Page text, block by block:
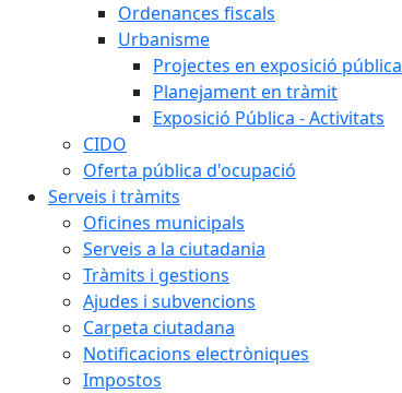
Ordenances fiscals
Urbanisme
Projectes en exposició pública
Planejament en tràmit
Exposició Pública - Activitats
CIDO
Oferta pública d'ocupació
Serveis i tràmits
Oficines municipals
Serveis a la ciutadania
Tràmits i gestions
Ajudes i subvencions
Carpeta ciutadana
Notificacions electròniques
Impostos